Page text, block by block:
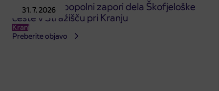
31. 7. 2026
Obvestilo o popolni zapori dela Škofjeloške
ceste v Stražišču pri Kranju
Kranj
Preberite objavo